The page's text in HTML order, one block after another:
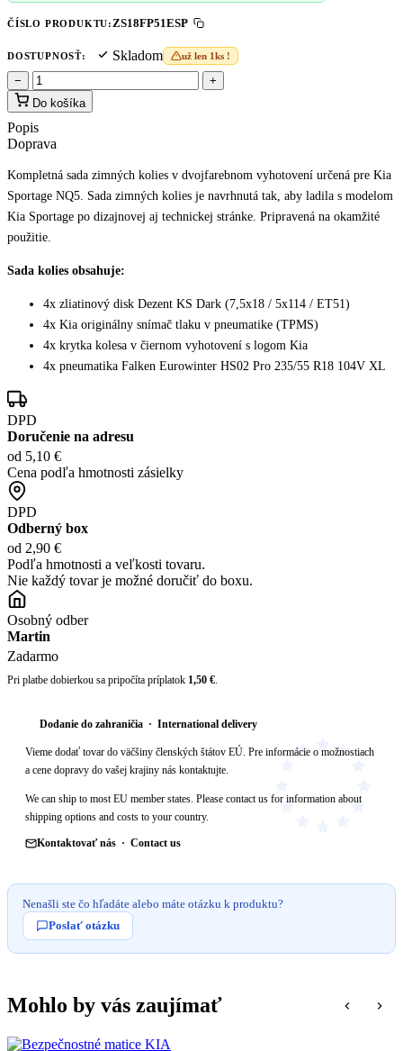
ČÍSLO PRODUKTU: ZS18FP51ESP
DOSTUPNOSŤ: Skladom už len 1ks !
−
+
Do košíka
Popis
Doprava
Kompletná sada zimných kolies v dvojfarebnom vyhotovení určená pre Kia
Sportage NQ5. Sada zimných kolies je navrhnutá tak, aby ladila s modelom
Kia Sportage po dizajnovej aj technickej stránke. Pripravená na okamžité
použitie.
Sada kolies obsahuje:
4x zliatinový disk Dezent KS Dark (7,5x18 / 5x114 / ET51)
4x Kia originálny snímač tlaku v pneumatike (TPMS)
4x krytka kolesa v čiernom vyhotovení s logom Kia
4x pneumatika Falken Eurowinter HS02 Pro 235/55 R18 104V XL
DPD
Doručenie na adresu
od 5,10 €
Cena podľa hmotnosti zásielky
DPD
Odberný box
od 2,90 €
Podľa hmotnosti a veľkosti tovaru.
Nie každý tovar je možné doručiť do boxu.
Osobný odber
Martin
Zadarmo
Pri platbe dobierkou sa pripočíta príplatok 1,50 €.
Dodanie do zahraničia · International delivery
Vieme dodať tovar do väčšiny členských štátov EÚ. Pre informácie o možnostiach
a cene dopravy do vašej krajiny nás kontaktujte.
We can ship to most EU member states. Please contact us for information about
shipping options and costs to your country.
Kontaktovať nás · Contact us
Nenašli ste čo hľadáte alebo máte otázku k produktu?
Poslať otázku
Mohlo by vás zaujímať